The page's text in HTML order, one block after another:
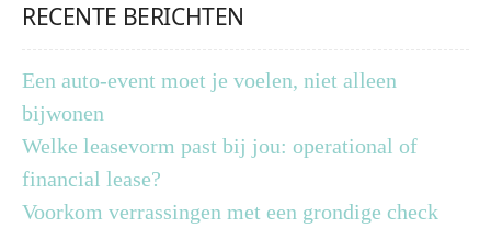
RECENTE BERICHTEN
Een auto-event moet je voelen, niet alleen
bijwonen
Welke leasevorm past bij jou: operational of
financial lease?
Voorkom verrassingen met een grondige check